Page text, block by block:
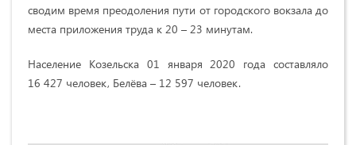
сводим время преодоления пути от городского вокзала до
места приложения труда к 20 – 23 минутам.
Население Козельска 01 января 2020 года составляло
16 427 человек, Белёва – 12 597 человек.